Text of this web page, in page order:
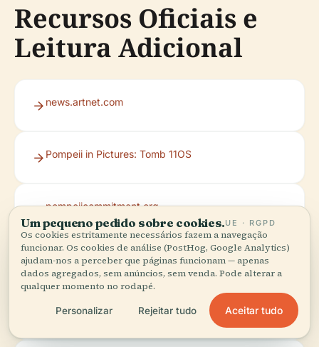
Recursos Oficiais e
Leitura Adicional
news.artnet.com
Pompeii in Pictures: Tomb 11OS
pompeiicommitment.org
Pompeii Archaeological Park Official Website
Planet Pompeii: Porta Nocera Necropolis
Um pequeno pedido sobre cookies.UE · RGPD
Os cookies estritamente necessários fazem a navegação
funcionar. Os cookies de análise (PostHog, Google Analytics)
ajudam-nos a perceber que páginas funcionam — apenas
dados agregados, sem anúncios, sem venda. Pode alterar a
qualquer momento no rodapé.
Personalizar Rejeitar tudo Aceitar tudo